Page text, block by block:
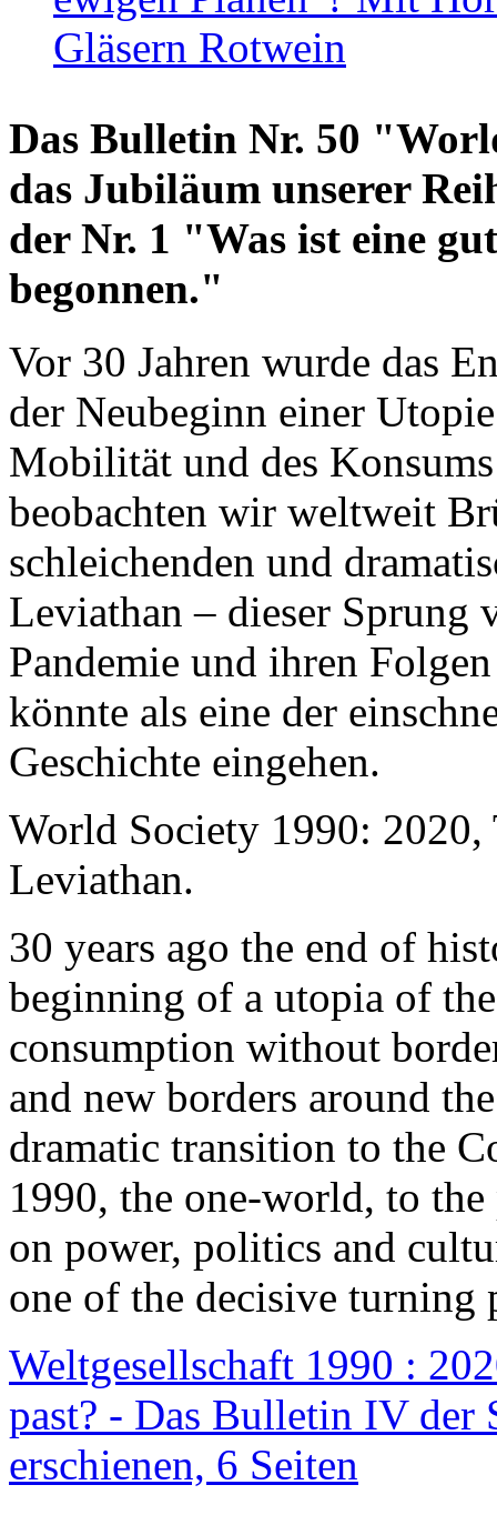
Gläsern Rotwein
Das Bulletin Nr. 50
das Jubiläum unserer
der Nr. 1 "Was ist eine
begonnen."
Vor 30 Jahren wurde das
der Neubeginn einer
Mobilität und des
beobachten wir weltweit
schleichenden und
Leviathan – dieser Sprung
Pandemie und ihren
könnte als eine der
Geschichte eingehen.
World Society 1990: 2020,
Leviathan.
30 years ago the end of
beginning of a utopia of
consumption without
and new borders around
dramatic transition to the
1990, the one-world, to the
on power, politics and
one of the decisive turning
Weltgesellschaft 1990 :
past? - Das Bulletin IV der
erschienen, 6 Seiten